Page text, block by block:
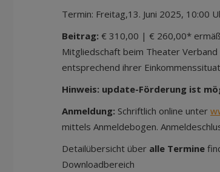
Termin: Freitag,13. Juni 2025, 10:00
Beitrag: € 310,00 | € 260,00*
Mitgliedschaft beim Theater
entsprechend ihrer
Hinweis: update-Förderung ist
Anmeldung: Schriftlich online unter
mittels Anmeldebogen.
Detailübersicht über alle Termine
Downloadbereich